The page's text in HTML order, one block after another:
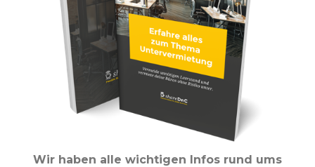
Wir haben alle wichtigen Infos rund ums